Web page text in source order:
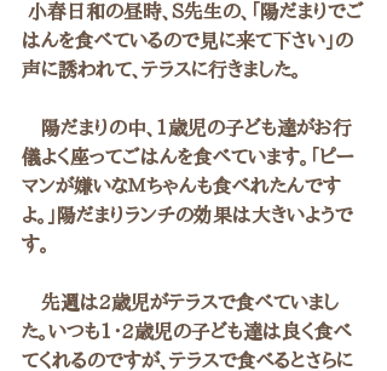
はんを食べているので見に来て下さい」の
声に誘われて、テラスに行きました。
陽だまりの中、1歳児の子ども達がお行
儀よく座ってごはんを食べています。「ピー
マンが嫌いなＭちゃんも食べれたんです
よ。」陽だまりランチの効果は大きいようで
す。
先週は2歳児がテラスで食べていまし
た。いつも1・2歳児の子ども達は良く食べ
てくれるのですが、テラスで食べるとさらに